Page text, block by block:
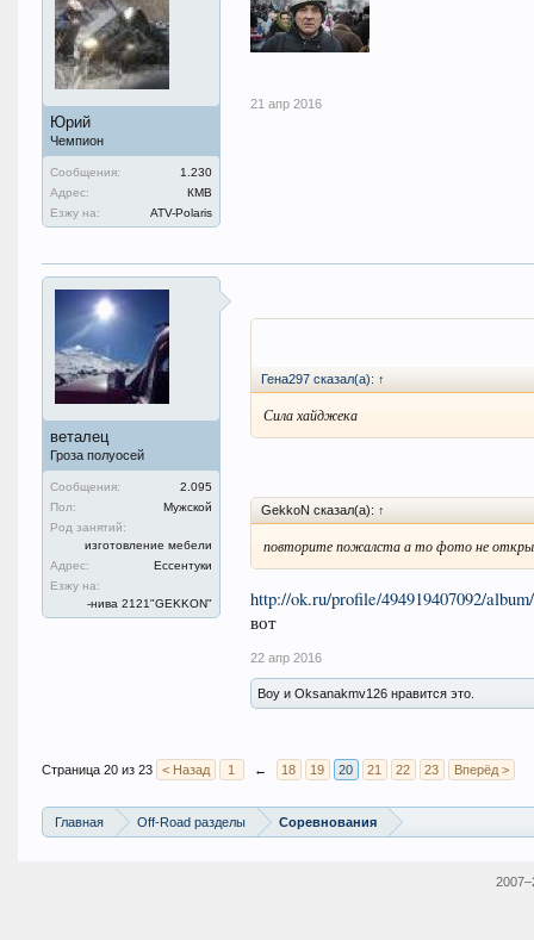
Юрий
Чемпион
Сообщения:
1.230
Адрес:
КМВ
Езжу на:
ATV-Polaris
21 апр 2016
веталец
Гроза полуосей
Сообщения:
2.095
Пол:
Мужской
Род занятий:
изготовление мебели
Адрес:
Ессентуки
Езжу на:
-нива 2121"GEKKON"
Гена297 сказал(а): ↑
Сила хайджека
GekkoN сказал(а): ↑
повторите пожалста а то фото не
http://ok.ru/profile/494919407092/
вот
22 апр 2016
Boy и Oksanakmv126 нравится это.
Страница 20 из 23 < Назад 1 ← 18 19 20 21 22 23 Вперёд >
Главная Off-Road разделы Соревнования
2007–